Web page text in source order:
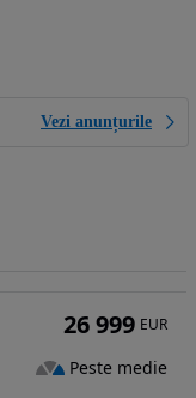
Vezi anunțurile
26 999 EUR
Peste medie